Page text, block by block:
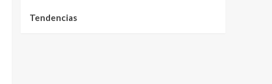
Tendencias